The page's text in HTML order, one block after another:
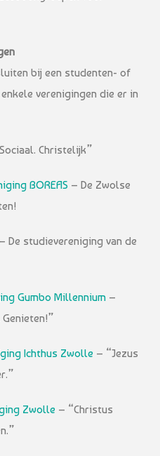
bij een studenten- of
verenigingen die er in
Christelijk”
BOREAS – De Zwolse
– De studievereniging van de
Gumbo Millennium –
Genieten!”
Ichthus Zwolle – “Jezus
Zwolle – “Christus